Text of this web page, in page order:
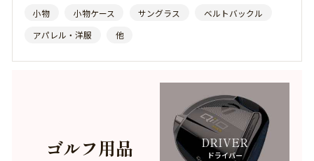
サ行
SACAI
THE NORTH FACE-ザノースフェイス-
小物 小物ケース サングラス
ベルトバックル
アパレル・洋服
他
ゴルフ用品 DRIVER
ドライバー